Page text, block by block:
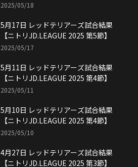
2025/05/18
5月17日 レッドテリアーズ試合結果
【ニトリJD.LEAGUE 2025 第5節】
2025/05/17
5月11日 レッドテリアーズ試合結果
【ニトリJD.LEAGUE 2025 第4節】
2025/05/11
5月10日 レッドテリアーズ試合結果
【ニトリJD.LEAGUE 2025 第4節】
2025/05/10
4月27日 レッドテリアーズ試合結果
【ニトリJD.LEAGUE 2025 第3節】